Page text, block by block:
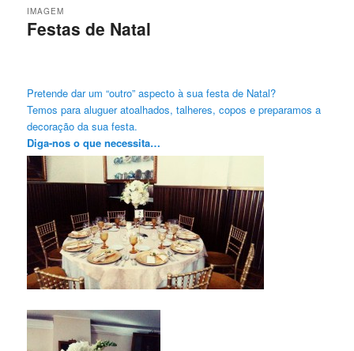
Festas de Natal
IMAGEM
Pretende dar um “outro” aspecto à sua festa de Natal?
Temos para aluguer atoalhados, talheres, copos e preparamos a
decoração da sua festa.
Diga-nos o que necessita…